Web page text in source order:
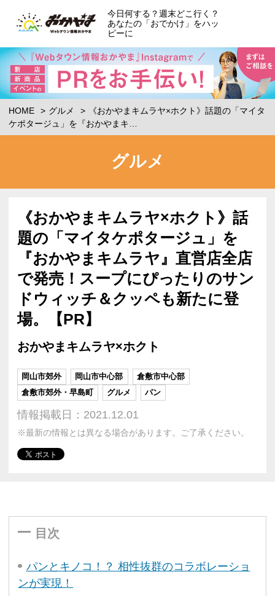
今日何する？週末どこ行く？
あなたの「おでかけ」をハッ
ピーに
HOME グルメ
《おかやまキムラヤ×ホクト》話題の「マイタ
ケポタージュ」を『おかやまキ…
グルメ
《おかやまキムラヤ×ホクト》話
題の「マイタケポタージュ」を
『おかやまキムラヤ』直営店全店
で発売！スープにぴったりのサン
ドウィッチ＆クッペも新たに登
場。【PR】
おかやまキムラヤ×ホクト
岡山市郊外 岡山市中心部
倉敷市中心部
倉敷市郊外・早島町
グルメ パン
情報掲載日：2021.12.01
※最新の情報とは異なる場合があります。ご了承ください。
目次
パンとキノコ！？ 相性抜群のコラボレーショ
ンが実現！